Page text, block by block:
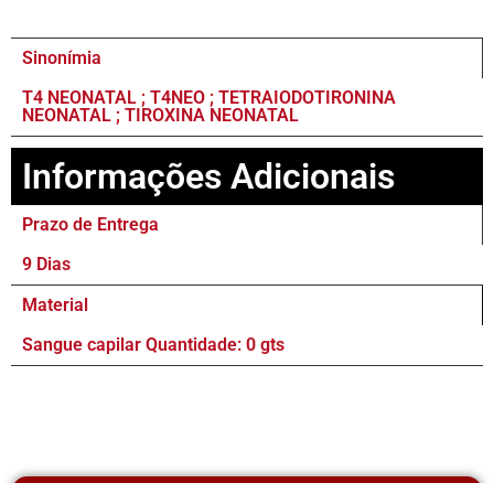
Sinonímia
T4 NEONATAL ; T4NEO ; TETRAIODOTIRONINA
NEONATAL ; TIROXINA NEONATAL
Informações Adicionais
Prazo de Entrega
9 Dias
Material
Sangue capilar Quantidade: 0 gts